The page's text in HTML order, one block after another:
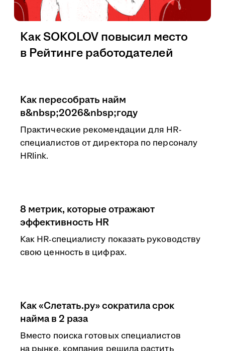
Как SOKOLOV повысил место
в Рейтинге работодателей
Как пересобрать найм
в&nbsp;2026&nbsp;году
Практические рекомендации для HR-
специалистов от директора по персоналу
HRlink.
8 метрик, которые отражают
эффективность HR
Как HR‑специалисту показать руководству
свою ценность в цифрах.
Как «Слетать.ру» сократила срок
найма в 2 раза
Вместо поиска готовых специалистов